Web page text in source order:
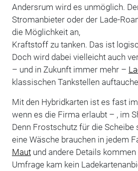
Andersrum wird es unmöglich.
Stromanbieter oder der Lade-
die Möglichkeit an,
Kraftstoff zu tanken. Das ist
Doch wird dabei vielleicht auch
– und in Zukunft immer mehr –
klassischen Tankstellen
Mit den Hybridkarten ist es fast
wenn es die Firma erlaubt – , im
Denn Frostschutz für die Scheibe
eine Wäsche brauchen in jedem
Mautund andere Details kommen
Umfrage kam kein